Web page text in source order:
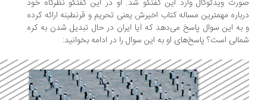
ویدئوکال وارد این گفتگو شد. او در این گفتگو نظرگاه خود
مهمترین مساله کتاب اخیرش یعنی تحریم و قرنطینه ارائه کرده
این سوال پاسخ می‌دهد که آیا ایران در حال تبدیل شدن به کره
است؟ پاسخ‌های او به این سوال را در ادامه بخوانید: